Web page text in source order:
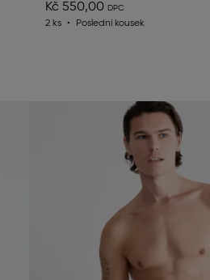
Kč 550,00
2 ks Poslední kousek